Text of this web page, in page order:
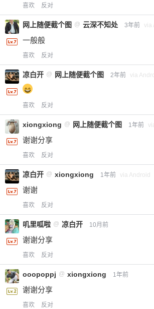
喜欢 反对
网上随便截个图 @ 云深不知处 3年前 via
一般般
喜欢 反对
凉白开 @ 网上随便截个图 2年前 via
喜欢 反对
xiongxiong @ 网上随便截个图 1年前
谢谢分享
喜欢 反对
凉白开 @ xiongxiong 1年前 via Android
谢谢
喜欢 反对
叽里呱啦 @ 凉白开 10月前
谢谢分享
喜欢 反对
ooopoppj @ xiongxiong 1年前
谢谢分享
喜欢 反对